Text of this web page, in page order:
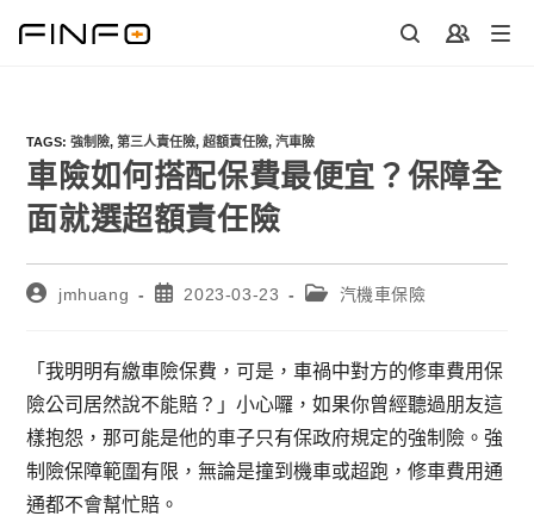
TAGS:強制險, 第三人責任險, 超額責任險, 汽車險
車險如何搭配保費最便宜？保障全
面就選超額責任險
Postjmhuang
Post2023-03-23
Post汽機車保險
「我明明有繳車險保費，可是，車禍中對方的修車費用保
險公司居然說不能賠？」小心囉，如果你曾經聽過朋友這
樣抱怨，那可能是他的車子只有保政府規定的強制險。強
制險保障範圍有限，無論是撞到機車或超跑，修車費用通
通都不會幫忙賠。